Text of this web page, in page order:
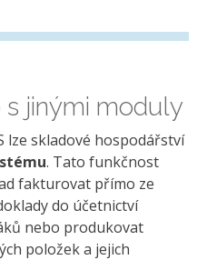
s jinými moduly
lze skladové hospodářství
. Tato funkčnost
fakturovat přímo ze
do účetnictví
nebo produkovat
položek a jejich